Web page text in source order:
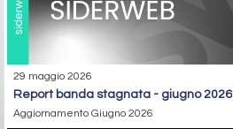
29 maggio 2026
report banda stagnata - giugno 2026
Aggiornamento Giugno 2026